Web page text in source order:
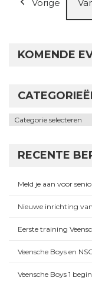
Vorige
KOMENDE
Categorieën
RECENTE
Meld je aan voor
Nieuwe inrichting
Eerste training
Veensche Boys en
Veensche Boys 1